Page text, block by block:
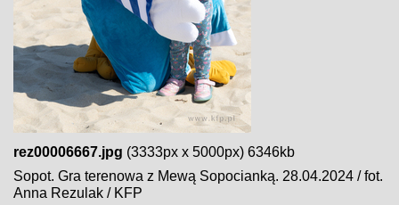
rez00006667.jpg (3333px x 5000px) 6346kb
Sopot. Gra terenowa z Mewą Sopocianką. 28.04.2024 / fot.
Anna Rezulak / KFP